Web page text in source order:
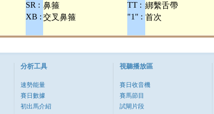
SR : 鼻箍 TT : 綁繫舌帶
XB : 交叉鼻箍 "1" : 首次
分析工具
速勢能量
賽日數據
初出馬介紹
視聽播放區
賽日收音機
賽馬節目
試閘片段